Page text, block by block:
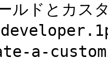
ルドとカス
a-